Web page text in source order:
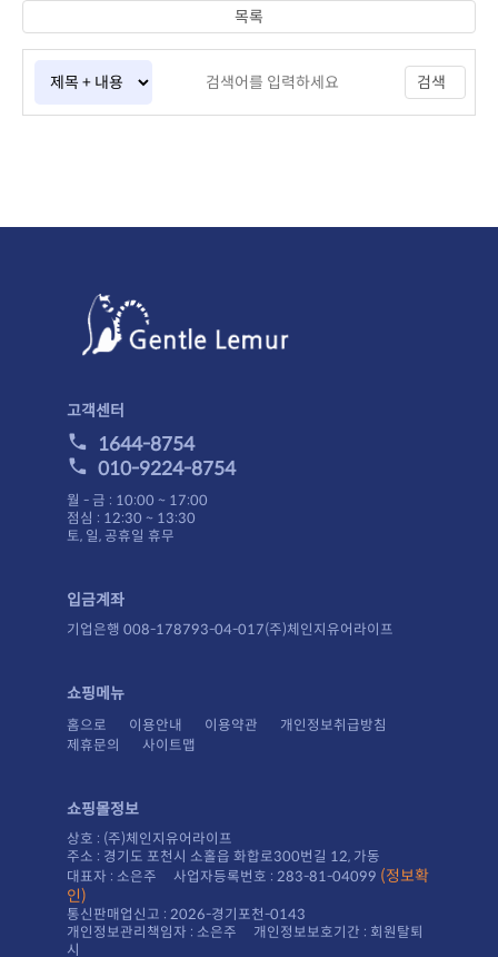
검색
목록
고객센터
1644-8754
010-9224-8754
월 - 금 : 10:00 ~ 17:00
점심 : 12:30 ~ 13:30
토, 일, 공휴일 휴무
입금계좌
기업은행 008-178793-04-017(주)체인지유어라이프
쇼핑메뉴
홈으로 이용안내 이용약관
개인정보취급방침
제휴문의
사이트맵
쇼핑몰정보
상호 : (주)체인지유어라이프
주소 : 경기도 포천시 소홀읍 화합로300번길 12, 가동
대표자 : 소은주 사업자등록번호 : 283-81-04099
인)
통신판매업신고 : 2026-경기포천-0143
시